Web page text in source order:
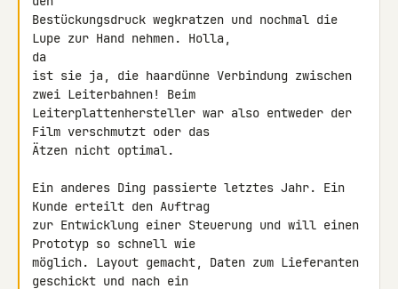
Bestückungsdruck wegkratzen und nochmal die
Lupe zur Hand nehmen. Holla,
da
ist sie ja, die haardünne Verbindung zwischen
zwei Leiterbahnen! Beim
Leiterplattenhersteller war also entweder der
Film verschmutzt oder das
Ätzen nicht optimal.
Ein anderes Ding passierte letztes Jahr. Ein
Kunde erteilt den Auftrag
zur Entwicklung einer Steuerung und will einen
Prototyp so schnell wie
möglich. Layout gemacht, Daten zum Lieferanten
geschickt und nach ein